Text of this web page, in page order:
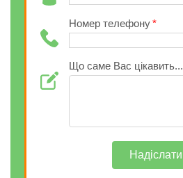
Номер телефону
Що саме Вас цікавить...
Надіслати